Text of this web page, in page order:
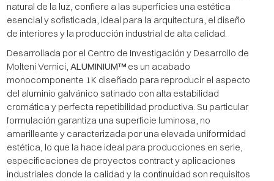
natural de la luz, confiere a las superficies una estética
esencial y sofisticada, ideal para la arquitectura, el diseño
de interiores y la producción industrial de alta calidad.
Desarrollada por el Centro de Investigación y Desarrollo de
Molteni Vernici,ALUMINIUM™ es un acabado
monocomponente 1K diseñado para reproducir el aspecto
del aluminio galvánico satinado con alta estabilidad
cromática y perfecta repetibilidad productiva. Su particular
formulación garantiza una superficie luminosa, no
amarilleante y caracterizada por una elevada uniformidad
estética, lo que la hace ideal para producciones en serie,
especificaciones de proyectos contract y aplicaciones
industriales donde la calidad y la continuidad son requisitos